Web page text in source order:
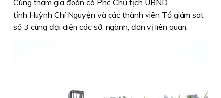
Cùng tham gia đoàn có Phó Chủ tịch UBND
tỉnh Huỳnh Chí Nguyện và các thành viên Tổ giám sát
số 3 cùng đại diện các sở, ngành, đơn vị liên quan.